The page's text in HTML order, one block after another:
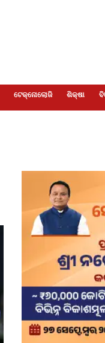
ଟେକ୍ନୋଲୋଜି ଶିକ୍ଷା